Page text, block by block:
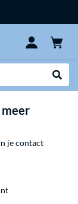
je contact